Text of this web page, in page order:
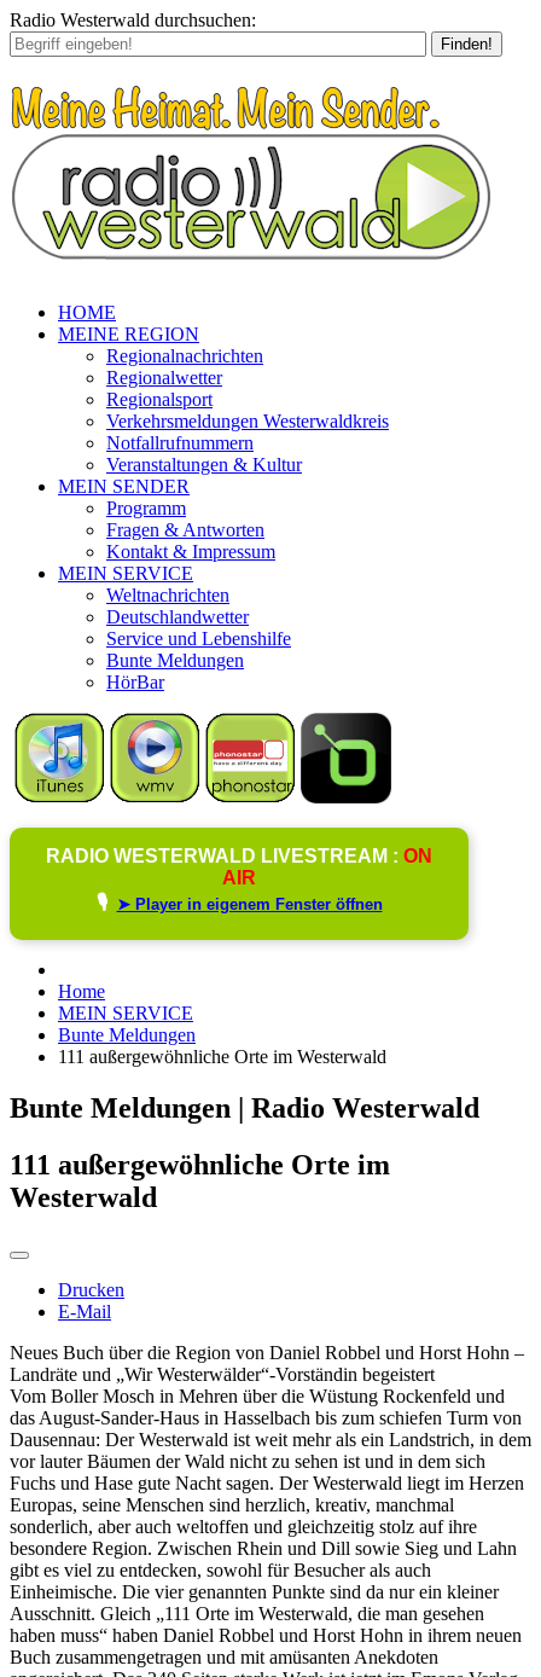
Radio Westerwald durchsuchen:
Finden!
HOME
MEINE REGION
Regionalnachrichten
Regionalwetter
Regionalsport
Verkehrsmeldungen Westerwaldkreis
Notfallrufnummern
Veranstaltungen & Kultur
MEIN SENDER
Programm
Fragen & Antworten
Kontakt & Impressum
MEIN SERVICE
Weltnachrichten
Deutschlandwetter
Service und Lebenshilfe
Bunte Meldungen
HörBar
RADIO WESTERWALD LIVESTREAM : ON
AIR
🎙️ ➤ Player in eigenem Fenster öffnen
Home
MEIN SERVICE
Bunte Meldungen
111 außergewöhnliche Orte im Westerwald
Bunte Meldungen | Radio Westerwald
111 außergewöhnliche Orte im
Westerwald
Drucken
E-Mail
Neues Buch über die Region von Daniel Robbel und Horst Hohn –
Landräte und „Wir Westerwälder“-Vorständin begeistert
Vom Boller Mosch in Mehren über die Wüstung Rockenfeld und
das August-Sander-Haus in Hasselbach bis zum schiefen Turm von
Dausennau: Der Westerwald ist weit mehr als ein Landstrich, in dem
vor lauter Bäumen der Wald nicht zu sehen ist und in dem sich
Fuchs und Hase gute Nacht sagen. Der Westerwald liegt im Herzen
Europas, seine Menschen sind herzlich, kreativ, manchmal
sonderlich, aber auch weltoffen und gleichzeitig stolz auf ihre
besondere Region. Zwischen Rhein und Dill sowie Sieg und Lahn
gibt es viel zu entdecken, sowohl für Besucher als auch
Einheimische. Die vier genannten Punkte sind da nur ein kleiner
Ausschnitt. Gleich „111 Orte im Westerwald, die man gesehen
haben muss“ haben Daniel Robbel und Horst Hohn in ihrem neuen
Buch zusammengetragen und mit amüsanten Anekdoten